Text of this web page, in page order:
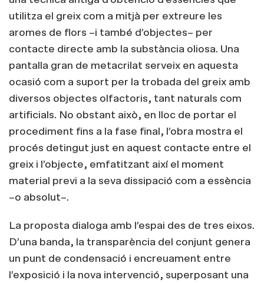
utilitza el greix com a mitjà per extreure les
aromes de flors –i també d’objectes– per
contacte directe amb la substància oliosa. Una
pantalla gran de metacrilat serveix en aquesta
ocasió com a suport per la trobada del greix amb
diversos objectes olfactoris, tant naturals com
artificials. No obstant això, en lloc de portar el
procediment fins a la fase final, l’obra mostra el
procés detingut just en aquest contacte entre el
greix i l’objecte, emfatitzant així el moment
material previ a la seva dissipació com a essència
–o absolut–.
La proposta dialoga amb l’espai des de tres eixos.
D’una banda, la transparència del conjunt genera
un punt de condensació i encreuament entre
l’exposició i la nova intervenció, superposant una